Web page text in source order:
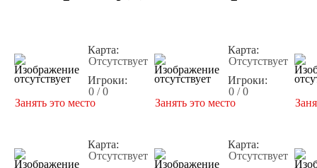
Карта:
Отсутствует
Игроки:
0 / 0
Занять это место
Карта:
Отсутствует
Игроки:
0 / 0
Занять это место
Карта:
Отсутствует
Карта:
Отсутствует